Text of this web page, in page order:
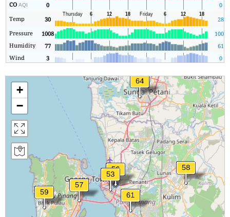
COAQI 0
0
Temp
30
28
Pressure
1008 1006
Humidity
77
61
Wind
3 0
+
−